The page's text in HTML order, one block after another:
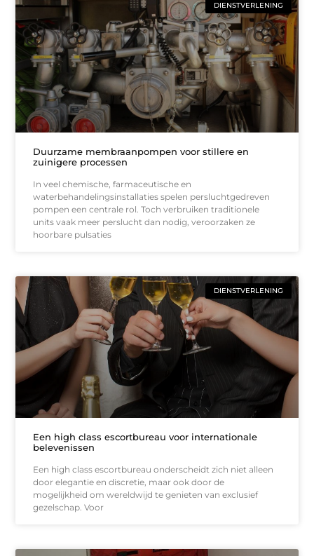
DIENSTVERLENING
Duurzame membraanpompen voor stillere en
zuinigere processen
In veel chemische, farmaceutische en
waterbehandelingsinstallaties spelen persluchtgedreven
pompen een centrale rol. Toch verbruiken traditionele
units vaak meer perslucht dan nodig, veroorzaken ze
hoorbare pulsaties
DIENSTVERLENING
Een high class escortbureau voor internationale
belevenissen
Een high class escortbureau onderscheidt zich niet alleen
door elegantie en discretie, maar ook door de
mogelijkheid om wereldwijd te genieten van exclusief
gezelschap. Voor